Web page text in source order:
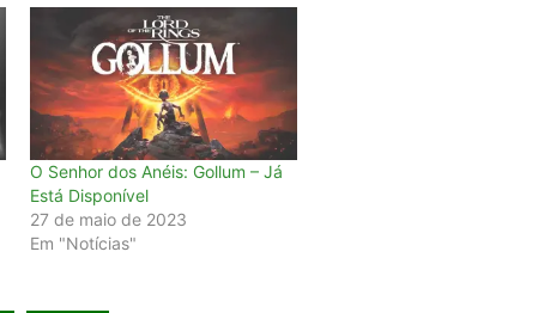
O Senhor dos Anéis: Gollum – Já
Está Disponível
27 de maio de 2023
Em "Notícias"